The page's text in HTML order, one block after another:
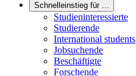
Schnelleinstieg für ...
Studieninteressierte
Studierende
International students
Jobsuchende
Beschäftigte
Forschende